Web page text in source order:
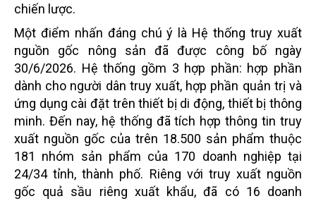
chiến lược.
Một điểm nhấn đáng chú ý là Hệ thống truy xuất
nguồn gốc nông sản đã được công bố ngày
30/6/2026. Hệ thống gồm 3 hợp phần: hợp phần
dành cho người dân truy xuất, hợp phần quản trị và
ứng dụng cài đặt trên thiết bị di động, thiết bị thông
minh. Đến nay, hệ thống đã tích hợp thông tin truy
xuất nguồn gốc của trên 18.500 sản phẩm thuộc
181 nhóm sản phẩm của 170 doanh nghiệp tại
24/34 tỉnh, thành phố. Riêng với truy xuất nguồn
gốc quả sầu riêng xuất khẩu, đã có 16 doanh